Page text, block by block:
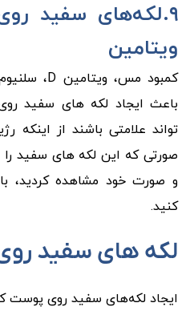
۹.لکه‌های سفید
ویتامین
باعث ایجاد لکه های سفید
تواند علامتی باشند از اینکه
صورتی که این لکه های سفید
و صورت خود مشاهده
کنید.
لکه های سفید
ایجاد لکه‌های سفید روی پوست